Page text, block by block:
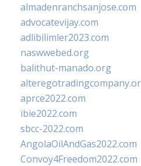
almadenranchsanjose.com
advocatevijay.com
adlibilimler2023.com
naswwebed.org
balithut-manado.org
aprce2022.com
ibie2022.com
sbcc-2022.com
AngolaOilAndGas2022.com
Convoy4Freedom2022.com